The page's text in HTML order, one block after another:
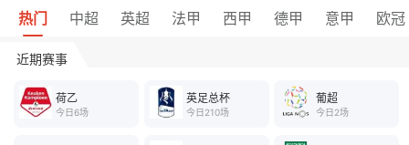
热门 中超 英超 法甲 西甲 德甲 意甲 欧冠
近期赛事
荷乙
今日6场
英足总杯
今日210场
葡超
今日2场